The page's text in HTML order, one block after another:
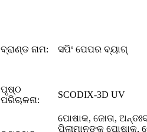
ବ୍ରାଣ୍ଡ ନାମ: ସପିଂ ପେପର ବ୍ୟାଗ୍
ପୃଷ୍ଠ
ପରିଚାଳନା:
SCODIX-3D UV
ପୋଷାକ, ଜୋତା,
ପିଲାମାନଙ୍କ ପୋଷାକ,